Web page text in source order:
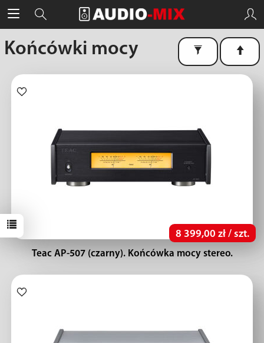
Końcówki mocy
8 399,00 zł / szt.
Teac AP-507 (czarny). Końcówka mocy stereo.